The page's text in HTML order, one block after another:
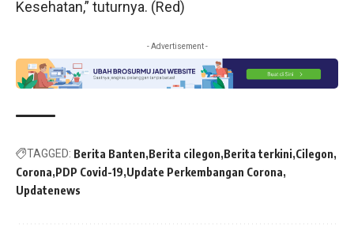
Kesehatan,” tuturnya. (Red)
- Advertisement -
TAGGED: Berita Banten Berita cilegon Berita terkini Cilegon
Corona PDP Covid-19 Update Perkembangan Corona
Updatenews